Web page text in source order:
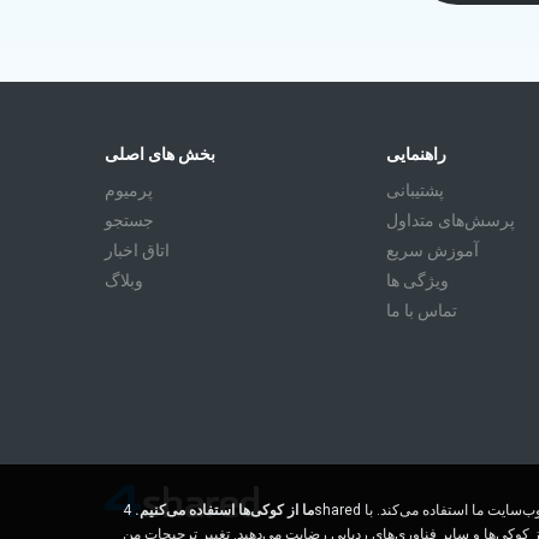
بخش های اصلی
پرمیوم
جستجو
اتاق اخبار
وبلاگ
راهنمایی
پشتیبانی
پرسش‌های متداول
آموزش سريع
ویژگی ها
تماس با ما
ما از کوکی‌ها استفاده می‌کنیم. 4shared از کوکی‌ها و سایر فناوری‌های ردیابی برای درک اینکه بازدیدکنندگان ما از کجا می‌آیند و بهبود تجربه مرور شما در وب‌سایت ما استفاده می‌کند. با
کوکی‌ها و سایر فناوری‌های ردیابی رضایت می‌دهید. تغییر ترجیحات من